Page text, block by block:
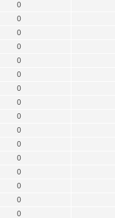
0
0
0
0
0
0
0
0
0
0
0
0
0
0
0
0